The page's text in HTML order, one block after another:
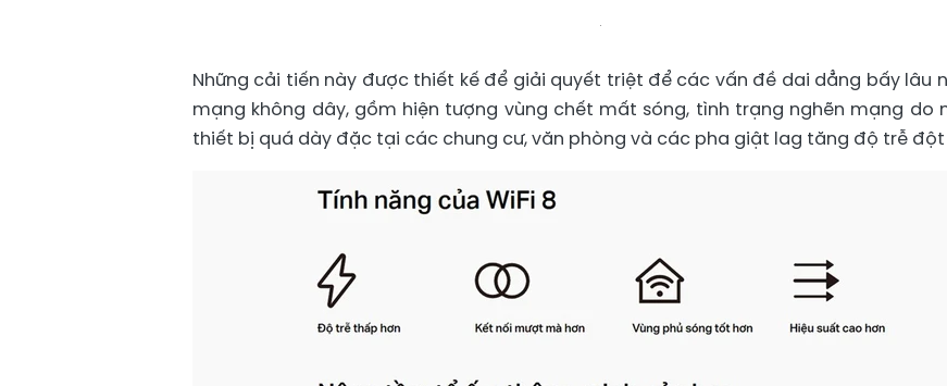
Những cải tiến này được thiết kế để giải quyết triệt để các vấn đề dai dẳng bấy lâu
mạng không dây, gồm hiện tượng vùng chết mất sóng, tình trạng nghẽn mạng do
thiết bị quá dày đặc tại các chung cư, văn phòng và các pha giật lag tăng độ trễ đột